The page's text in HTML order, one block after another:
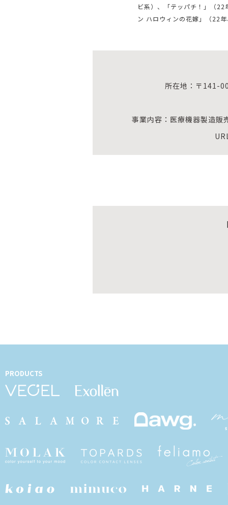
ビ系）、「テッパチ！」（
ン ハロウィンの花嫁」（22
所在地：〒141-
事業内容：医療機器製造販
PRODUCTS